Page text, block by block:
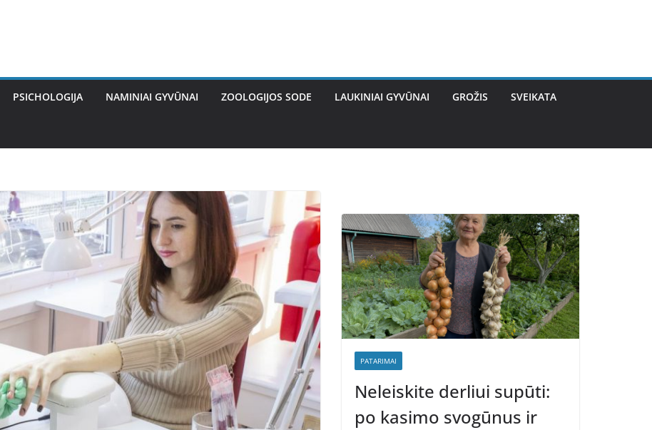
PSICHOLOGIJA NAMINIAI GYVŪNAI ZOOLOGIJOS SODE LAUKINIAI GYVŪNAI GROŽIS SVEIKATA
PATARIMAI
Neleiskite derliui supūti:
po kasimo svogūnus ir